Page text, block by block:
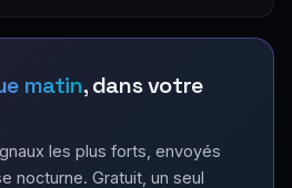
matin, dans votre
les plus forts, envoyés
nocturne. Gratuit, un seul